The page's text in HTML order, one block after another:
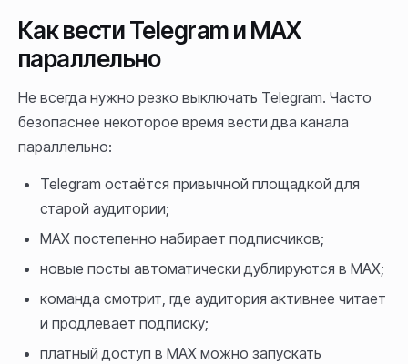
Как вести Telegram и MAX
параллельно
Не всегда нужно резко выключать Telegram. Часто
безопаснее некоторое время вести два канала
параллельно:
Telegram остаётся привычной площадкой для
старой аудитории;
MAX постепенно набирает подписчиков;
новые посты автоматически дублируются в MAX;
команда смотрит, где аудитория активнее читает
и продлевает подписку;
платный доступ в MAX можно запускать